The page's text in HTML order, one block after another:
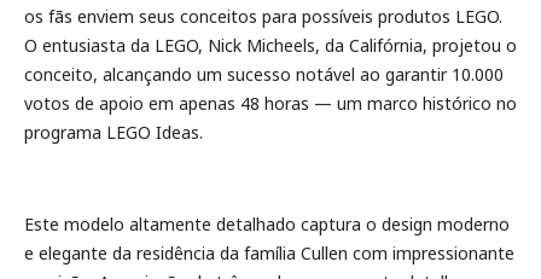
os fãs enviem seus conceitos para possíveis produtos LEGO.
O entusiasta da LEGO, Nick Micheels, da Califórnia, projetou o
conceito, alcançando um sucesso notável ao garantir 10.000
votos de apoio em apenas 48 horas — um marco histórico no
programa LEGO Ideas.
Este modelo altamente detalhado captura o design moderno
e elegante da residência da família Cullen com impressionante